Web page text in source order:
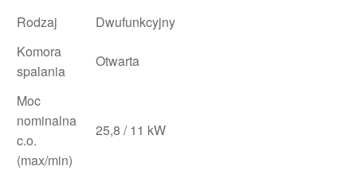
Rodzaj
Dwufunkcyjny
Komora
spalania
Otwarta
Moc
nominalna
c.o.
(max/min)
25,8 / 11 kW